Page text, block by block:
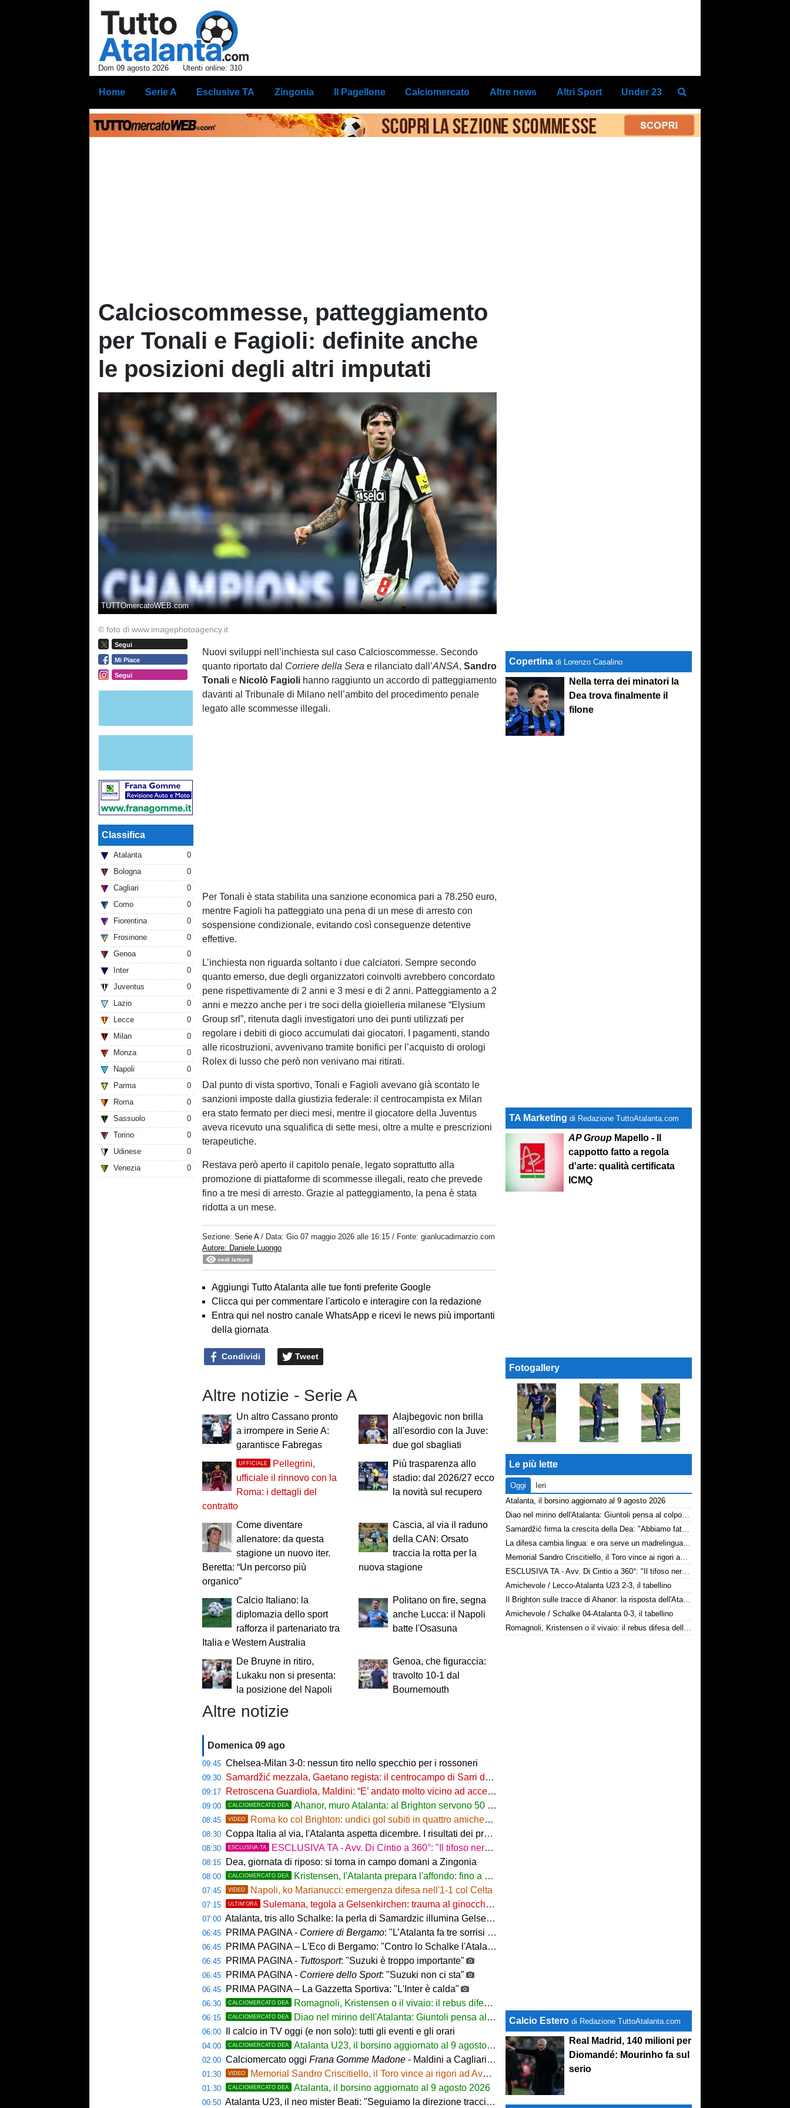
Dom 09 agosto 2026 Utenti online: 310
Home Serie A Esclusive TA Zingonia Il Pagellone Calciomercato Altre news Altri Sport Under 23
Calcioscommesse, patteggiamento
per Tonali e Fagioli: definite anche
le posizioni degli altri imputati
TUTTOmercatoWEB.com
© foto di www.imagephotoagency.it
Segui
Mi Piace
Segui
Classifica
Atalanta
0
Bologna
0
Cagliari
0
Como
0
Fiorentina
0
Frosinone
0
Genoa
0
Inter
0
Juventus
0
Lazio
0
Lecce
0
Milan
0
Monza
0
Napoli
0
Parma
0
Roma
0
Sassuolo
0
Torino
0
Udinese
0
Venezia
0
Nuovi sviluppi nell’inchiesta sul caso Calcioscommesse. Secondo
quanto riportato dal Corriere della Sera e rilanciato dall’ANSA,Sandro
Tonali e Nicolò Fagioli hanno raggiunto un accordo di patteggiamento
davanti al Tribunale di Milano nell’ambito del procedimento penale
legato alle scommesse illegali.
Per Tonali è stata stabilita una sanzione economica pari a 78.250 euro,
mentre Fagioli ha patteggiato una pena di un mese di arresto con
sospensione condizionale, evitando così conseguenze detentive
effettive.
L’inchiesta non riguarda soltanto i due calciatori. Sempre secondo
quanto emerso, due degli organizzatori coinvolti avrebbero concordato
pene rispettivamente di 2 anni e 3 mesi e di 2 anni. Patteggiamento a 2
anni e mezzo anche per i tre soci della gioielleria milanese “Elysium
Group srl”, ritenuta dagli investigatori uno dei punti utilizzati per
regolare i debiti di gioco accumulati dai giocatori. I pagamenti, stando
alle ricostruzioni, avvenivano tramite bonifici per l’acquisto di orologi
Rolex di lusso che però non venivano mai ritirati.
Dal punto di vista sportivo, Tonali e Fagioli avevano già scontato le
sanzioni imposte dalla giustizia federale: il centrocampista ex Milan
era stato fermato per dieci mesi, mentre il giocatore della Juventus
aveva ricevuto una squalifica di sette mesi, oltre a multe e prescrizioni
terapeutiche.
Restava però aperto il capitolo penale, legato soprattutto alla
promozione di piattaforme di scommesse illegali, reato che prevede
fino a tre mesi di arresto. Grazie al patteggiamento, la pena è stata
ridotta a un mese.
Sezione:Serie A / Data:Gio 07 maggio 2026 alle 16:15 / Fonte: gianlucadimarzio.com
Autore: Daniele Luongo
vedi letture
Aggiungi Tutto Atalanta alle tue fonti preferite Google
Clicca qui per commentare l'articolo e interagire con la redazione
Entra qui nel nostro canale WhatsApp e ricevi le news più importanti
della giornata
Condividi Tweet
Altre notizie - Serie A
Un altro Cassano pronto
a irrompere in Serie A:
garantisce Fabregas
Alajbegovic non brilla
all'esordio con la Juve:
due gol sbagliati
UFFICIALE
Pellegrini,
ufficiale il rinnovo con la
Roma: i dettagli del
contratto
Più trasparenza allo
stadio: dal 2026/27 ecco
la novità sul recupero
Come diventare
allenatore: da questa
stagione un nuovo iter.
Beretta: “Un percorso più
organico”
Cascia, al via il raduno
della CAN: Orsato
traccia la rotta per la
nuova stagione
Calcio Italiano: la
diplomazia dello sport
rafforza il partenariato tra
Italia e Western Australia
Politano on fire, segna
anche Lucca: il Napoli
batte l'Osasuna
De Bruyne in ritiro,
Lukaku non si presenta:
la posizione del Napoli
Genoa, che figuraccia:
travolto 10-1 dal
Bournemouth
Altre notizie
Domenica 09 ago
09:45 Chelsea-Milan 3-0: nessun tiro nello specchio per i rossoneri
09:30 Samardžić mezzala, Gaetano regista: il centrocampo di Sarri decolla
09:17 Retroscena Guardiola, Maldini: “E’ andato molto vicino ad accettare”
09:00 CALCIOMERCATO DEA Ahanor, muro Atalanta: al Brighton servono 50 milioni
08:45 VIDEO Roma ko col Brighton: undici gol subiti in quattro amichevoli
08:30 Coppa Italia al via, l'Atalanta aspetta dicembre. I risultati dei preliminari, Vicenza subito fuori
08:30 ESCLUSIVA TA ESCLUSIVA TA - Avv. Di Cintio a 360°: "Il tifoso nerazzurro non può sentirsi trattato come un
08:15 Dea, giornata di riposo: si torna in campo domani a Zingonia
08:00 CALCIOMERCATO DEA Kristensen, l'Atalanta prepara l'affondo: fino a 25 milioni
07:45 VIDEO Napoli, ko Marianucci: emergenza difesa nell'1-1 col Celta
07:15 ULTIM'ORA Sulemana, tegola a Gelsenkirchen: trauma al ginocchio sinistro
07:00 Atalanta, tris allo Schalke: la perla di Samardzic illumina Gelsenkirchen
06:45 PRIMA PAGINA - Corriere di Bergamo: "L’Atalanta fa tre sorrisi in Germania, ora il mercato"
06:45 PRIMA PAGINA – L'Eco di Bergamo: "Contro lo Schalke l'Atalanta vince 3-0"
06:45 PRIMA PAGINA - Tuttosport: "Suzuki è troppo importante"
06:45 PRIMA PAGINA - Corriere dello Sport: "Suzuki non ci sta"
06:45 PRIMA PAGINA – La Gazzetta Sportiva: "L'Inter è calda"
06:30 CALCIOMERCATO DEA Romagnoli, Kristensen o il vivaio: il rebus difesa dell'Atalanta
06:15 CALCIOMERCATO DEA Diao nel mirino dell'Atalanta: Giuntoli pensa al colpo dal Como
06:00 Il calcio in TV oggi (e non solo): tutti gli eventi e gli orari
04:00 CALCIOMERCATO DEA Atalanta U23, il borsino aggiornato al 9 agosto 2026. Cantiere aperto per Beati
02:00 Calciomercato oggiFrana Gomme Madone - Maldini a Cagliari e Lukaku saluta il Napoli. L'Inter frena su Romero e Diaby
01:30 VIDEO Memorial Sandro Criscitiello, il Toro vince ai rigori ad Avellino
01:30 CALCIOMERCATO DEA Atalanta, il borsino aggiornato al 9 agosto 2026
00:50 Atalanta U23, il neo mister Beati: "Seguiamo la direzione tracciata dalla Prima Squadra"
Copertina di Lorenzo Casalino
Nella terra dei minatori la
Dea trova finalmente il
filone
TA Marketing di Redazione TuttoAtalanta.com
AP Group Mapello - Il
cappotto fatto a regola
d'arte: qualità certificata
ICMQ
Fotogallery
Le più lette
Oggi
Ieri
Atalanta, il borsino aggiornato al 9 agosto 2026
Diao nel mirino dell'Atalanta: Giuntoli pensa al colpo dal Como
Samardžić firma la crescita della Dea: "Abbiamo fatto vedere cosa possiamo fare"
La difesa cambia lingua: e ora serve un madrelingua della zona
Memorial Sandro Criscitiello, il Toro vince ai rigori ad Avellino
ESCLUSIVA TA - Avv. Di Cintio a 360°: "Il tifoso nerazzurro non può sentirsi trattato come un bancomat! Diamo tempo a Sarri, su Samardžić..."
Amichevole / Lecco-Atalanta U23 2-3, il tabellino
Il Brighton sulle tracce di Ahanor: la risposta dell'Atalanta
Amichevole / Schalke 04-Atalanta 0-3, il tabellino
Romagnoli, Kristensen o il vivaio: il rebus difesa dell'Atalanta
Calcio Estero di Redazione TuttoAtalanta.com
Real Madrid, 140 milioni per
Diomandé: Mourinho fa sul
serio